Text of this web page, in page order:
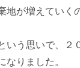
地が増えていく
いう思いで、２
なりました。